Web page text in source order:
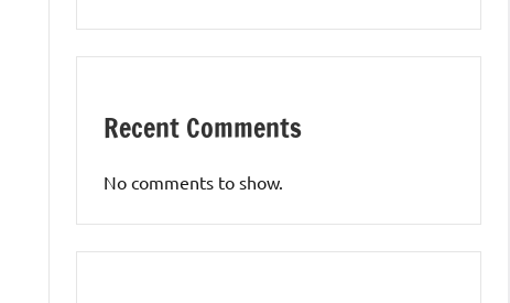
Recent Comments
No comments to show.